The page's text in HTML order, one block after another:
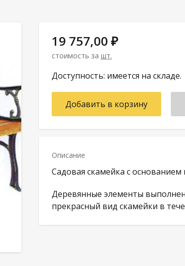
19 757,00 ₽
стоимость за шт.
Доступность: имеется на складе.
Добавить в корзину
Описание
Садовая скамейка с основанием
Деревянные элементы
прекрасный вид скамейки в